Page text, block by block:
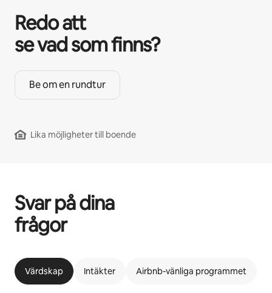
Redo att
se vad som finns?
Be om en rundtur
Lika möjligheter till boende
Svar på dina
frågor
Värdskap Intäkter Airbnb-vänliga programmet